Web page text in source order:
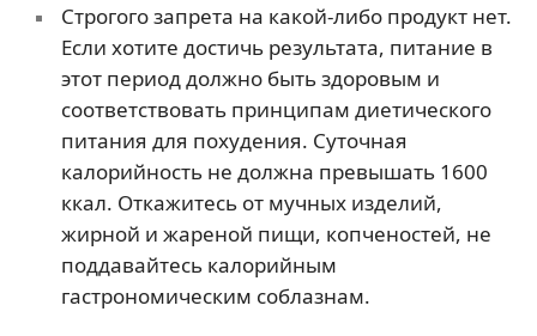
Строгого запрета на какой-либо продукт нет.
Если хотите достичь результата, питание в
этот период должно быть здоровым и
соответствовать принципам диетического
питания для похудения. Суточная
калорийность не должна превышать 1600
ккал. Откажитесь от мучных изделий,
жирной и жареной пищи, копченостей, не
поддавайтесь калорийным
гастрономическим соблазнам.